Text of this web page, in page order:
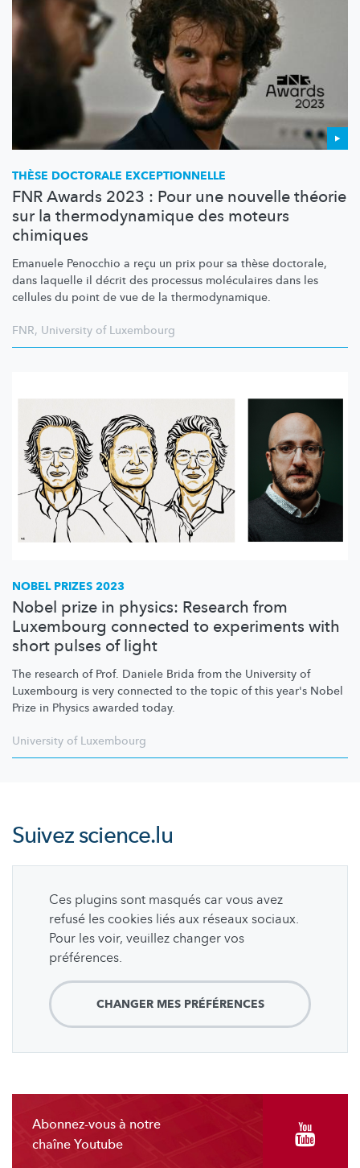
THÈSE DOCTORALE EXCEPTIONNELLE
FNR Awards 2023 : Pour une nouvelle théorie
sur la thermodynamique des moteurs
chimiques
Emanuele Penocchio a reçu un prix pour sa thèse doctorale,
dans laquelle il décrit des processus moléculaires dans les
cellules du point de vue de la thermodynamique.
FNR, University of Luxembourg
NOBEL PRIZES 2023
Nobel prize in physics: Research from
Luxembourg connected to experiments with
short pulses of light
The research of Prof. Daniele Brida from the University of
Luxembourg is very connected to the topic of this year's Nobel
Prize in Physics awarded today.
University of Luxembourg
Suivezscience.lu
Ces plugins sont masqués car vous avez
refusé les cookies liés aux réseaux sociaux.
Pour les voir, veuillez changer vos
préférences.
CHANGER MES PRÉFÉRENCES
Abonnez-vous à notre
chaîne Youtube